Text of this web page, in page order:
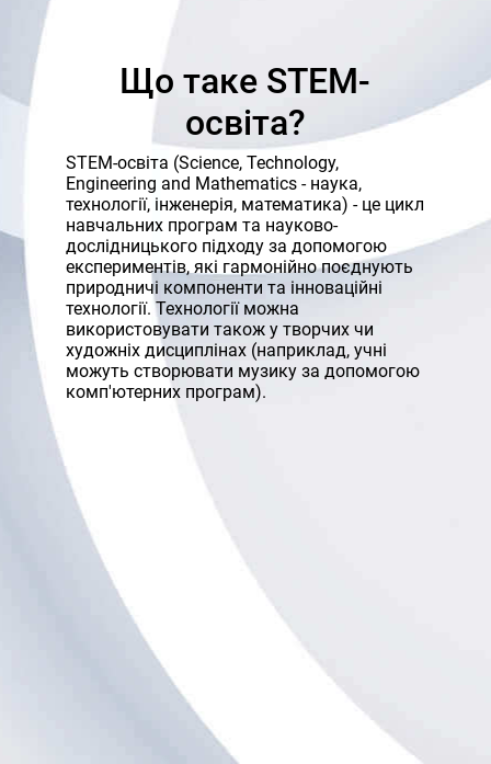
Що таке STEM-
освіта?
STEM-освіта (Science, Technology,
Engineering and Mathematics - наука,
технології, інженерія, математика) - це цикл
навчальних програм та науково-
дослідницького підходу за допомогою
експериментів, які гармонійно поєднують
природничі компоненти та інноваційні
технології. Технології можна
використовувати також у творчих чи
художніх дисциплінах (наприклад, учні
можуть створювати музику за допомогою
комп'ютерних програм).